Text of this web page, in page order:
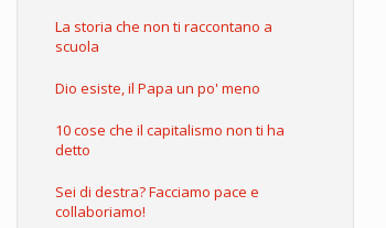
La storia che non ti raccontano a
scuola
Dio esiste, il Papa un po' meno
10 cose che il capitalismo non ti ha
detto
Sei di destra? Facciamo pace e
collaboriamo!